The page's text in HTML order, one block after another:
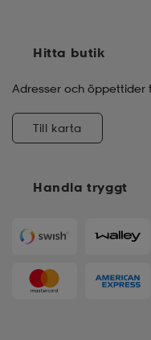
Handla tryggt
Hitta butik
Adresser och öppettider
Till karta